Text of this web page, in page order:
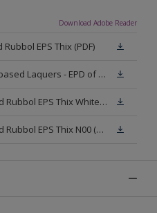
Download Adobe Reader
EPS Thix (PDF)
Sikkens Exterior Solventbased Laquers - EPD of Milieuproductverklaring
Veiligheidsinformatieblad Rubbol EPS Thix White W05 (MSDS)
Veiligheidsinformatieblad Rubbol EPS Thix N00 (MSDS)